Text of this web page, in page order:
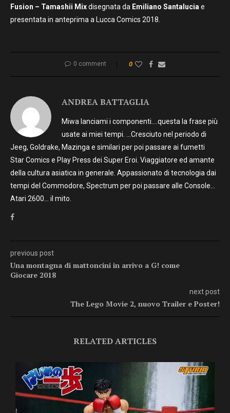
Fusion – Tamashii Mixdisegnata da Emiliano Santalucia e
presentata in anteprima a Lucca Comics 2018.
0 comment 0
ANDREA BATTAGLIA
Miwa lanciami i componenti….questa la frase più
usate ai miei tempi. …Cresciuto nel periodo di
Jeeg, Goldrake, Mazinga e similari per poi passare ai fumetti
Star Comics e Play Press dei Super Eroi. Viaggiatore ed amante
della cultura asiatica in generale. Appassionato di tecnologia dai
tempi del Commodore, Spectrum per poi passare alle Console…
Atari 2600… il mito.
previous post
Una montagna di mattoncini in arrivo a G! come
Giocare 2018
next post
The Lego Movie 2, nuovo Trailer e Poster!
RELATED ARTICLES